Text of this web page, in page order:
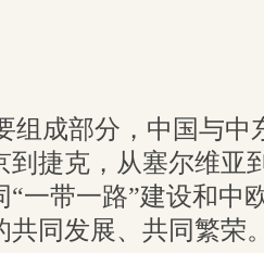
组成部分，中国与中
到捷克，从塞尔维亚
“一带一路”建设和中
共同发展、共同繁荣